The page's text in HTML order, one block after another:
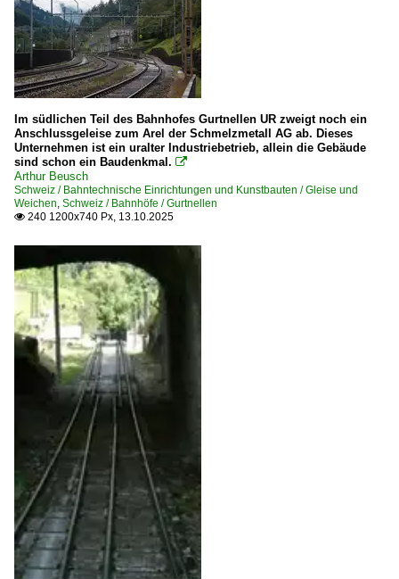
Grubenbahnen | Feldbahnen | Parkbahnen
PAC Parc d'Attractions du Châtelard VS SA
Steiner Liliputbahn Stein am Rhein
Güterverkehr | Rbf, Gbf
Biel/Bienne Rangierbahnhof
Güterwagen
Museumsbahnen und Vereine
DFB Dampfbahn Furka-Bergstrecke
Privatbahnen
RB ·VRB· Rigi Bahnen seit 1871
SOB Südostbahn seit 1890
SZU Sihltal Zürich Uetliberg Bahn ab 1973
Privatbahnen | historisch
RHB Rorschach–Heiden–Bergbahn 1875-2005
Privatbahnen | Schmalspur
BRB Brienz–Rothorn–Bahn seit 1892
Im südlichen Teil des Bahnhofes Gurtnellen UR zweigt noch ein
Anschlussgeleise zum Arel der Schmelzmetall AG ab. Dieses
Unternehmen ist ein uralter Industriebetrieb, allein die Gebäude
sind schon ein Baudenkmal. 
Arthur Beusch
Schweiz / Bahntechnische Einrichtungen und Kunstbauten / Gleise und
Weichen, Schweiz / Bahnhöfe / Gurtnellen
 240 1200x740 Px, 13.10.2025